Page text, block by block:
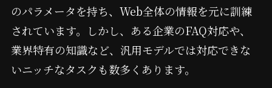
のパラメータを持ち、Web全体の情報を元に訓練
されています。しかし、ある企業のFAQ対応や、
業界特有の知識など、汎用モデルでは対応できな
いニッチなタスクも数多くあります。